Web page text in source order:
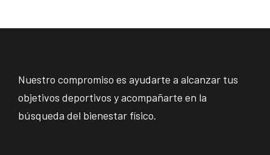
Nuestro compromiso es ayudarte a alcanzar tus
objetivos deportivos y acompañarte en la
búsqueda del bienestar físico.